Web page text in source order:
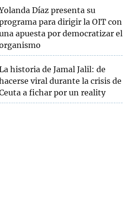
Díaz presenta su
para dirigir la OIT con
apuesta por democratizar el
historia de Jamal Jalil: de
viral durante la crisis de
a fichar por un reality